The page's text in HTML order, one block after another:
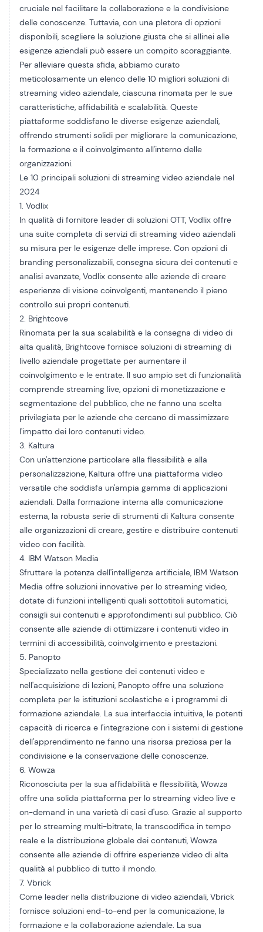
cruciale nel facilitare la collaborazione e la condivisione
delle conoscenze. Tuttavia, con una pletora di opzioni
disponibili, scegliere la soluzione giusta che si allinei alle
esigenze aziendali può essere un compito scoraggiante.
Per alleviare questa sfida, abbiamo curato
meticolosamente un elenco delle 10 migliori soluzioni di
streaming video aziendale, ciascuna rinomata per le sue
caratteristiche, affidabilità e scalabilità. Queste
piattaforme soddisfano le diverse esigenze aziendali,
offrendo strumenti solidi per migliorare la comunicazione,
la formazione e il coinvolgimento all'interno delle
organizzazioni.
Le 10 principali soluzioni di streaming video aziendale nel
2024
1. Vodlix
In qualità di fornitore leader di soluzioni OTT, Vodlix offre
una suite completa di servizi di streaming video aziendali
su misura per le esigenze delle imprese. Con opzioni di
branding personalizzabili, consegna sicura dei contenuti e
analisi avanzate, Vodlix consente alle aziende di creare
esperienze di visione coinvolgenti, mantenendo il pieno
controllo sui propri contenuti.
2. Brightcove
Rinomata per la sua scalabilità e la consegna di video di
alta qualità, Brightcove fornisce soluzioni di streaming di
livello aziendale progettate per aumentare il
coinvolgimento e le entrate. Il suo ampio set di funzionalità
comprende streaming live, opzioni di monetizzazione e
segmentazione del pubblico, che ne fanno una scelta
privilegiata per le aziende che cercano di massimizzare
l'impatto dei loro contenuti video.
3. Kaltura
Con un'attenzione particolare alla flessibilità e alla
personalizzazione, Kaltura offre una piattaforma video
versatile che soddisfa un'ampia gamma di applicazioni
aziendali. Dalla formazione interna alla comunicazione
esterna, la robusta serie di strumenti di Kaltura consente
alle organizzazioni di creare, gestire e distribuire contenuti
video con facilità.
4. IBM Watson Media
Sfruttare la potenza dell'intelligenza artificiale, IBM Watson
Media offre soluzioni innovative per lo streaming video,
dotate di funzioni intelligenti quali sottotitoli automatici,
consigli sui contenuti e approfondimenti sul pubblico. Ciò
consente alle aziende di ottimizzare i contenuti video in
termini di accessibilità, coinvolgimento e prestazioni.
5. Panopto
Specializzato nella gestione dei contenuti video e
nell'acquisizione di lezioni, Panopto offre una soluzione
completa per le istituzioni scolastiche e i programmi di
formazione aziendale. La sua interfaccia intuitiva, le potenti
capacità di ricerca e l'integrazione con i sistemi di gestione
dell'apprendimento ne fanno una risorsa preziosa per la
condivisione e la conservazione delle conoscenze.
6. Wowza
Riconosciuta per la sua affidabilità e flessibilità, Wowza
offre una solida piattaforma per lo streaming video live e
on-demand in una varietà di casi d'uso. Grazie al supporto
per lo streaming multi-bitrate, la transcodifica in tempo
reale e la distribuzione globale dei contenuti, Wowza
consente alle aziende di offrire esperienze video di alta
qualità al pubblico di tutto il mondo.
7. Vbrick
Come leader nella distribuzione di video aziendali, Vbrick
fornisce soluzioni end-to-end per la comunicazione, la
formazione e la collaborazione aziendale. La sua